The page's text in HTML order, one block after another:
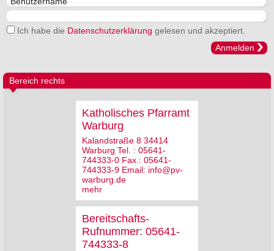
Ich habe die Datenschutzerklärung gelesen und akzeptiert.
Anmelden
Bereich rechts
Katholisches Pfarramt
Warburg
Kalandstraße 8 34414
Warburg Tel. : 05641-
744333-0 Fax.: 05641-
744333-9 Email: info@pv-
warburg.de
mehr
Bereitschafts-
Rufnummer: 05641-
744333-8